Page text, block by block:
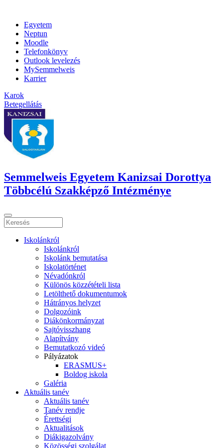
Egyetem
Neptun
Moodle
Telefonkönyv
Outlook levelezés
MySemmelweis
Karrier
Karok
Betegellátás
Semmelweis Egyetem Kanizsai Dorottya
Többcélú Szakképző Intézménye
Iskolánkról
Iskolánkról
Iskolánk bemutatása
Iskolatörténet
Névadónkról
Különös közzétételi lista
Letölthető dokumentumok
Hátrányos helyzet
Dolgozóink
Diákönkormányzat
Sajtóvisszhang
Alapítvány
Bemutatkozó videó
Pályázatok
ERASMUS+
Boldog iskola
Galéria
Aktuális tanév
Aktuális tanév
Tanév rendje
Érettségi
Aktualitások
Diákigazolvány
Közösségi szolgálat